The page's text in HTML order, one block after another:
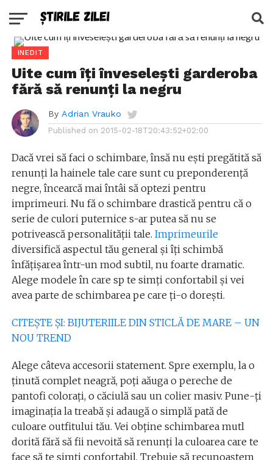
INEDIT
Uite cum îți înveselești garderoba
fără să renunți la negru
By Adrian Vrauko
Published on 2015-02-18T20:43:52+02:00
Dacă vrei să faci o schimbare, însă nu ești pregătită să
renunți la hainele tale care sunt cu preponderență
negre, încearcă mai întâi să optezi pentru
imprimeuri. Nu fă o schimbare drastică pentru că o
serie de culori puternice s-ar putea să nu se
potrivească personalității tale. Imprimeurile
diversifică aspectul tău general și îți schimbă
înfățișarea într-un mod subtil, nu foarte dramatic.
Alege modele în care sp te simți confortabil și vei
avea parte de schimbarea pe care ți-o dorești.
CITEȘTE ȘI: BIJUTERIILE DIN STICLĂ DE MARE – UN
NOU TREND
Alege câteva accesorii statement. Spre exemplu, la o
ținută complet neagră, poți aăuga o pereche de
pantofi colorați, o căciulă sau un colier masiv. Pune-ți
imaginația la treabă și adaugă o simplă pată de
culoare outfitului tău. Vei obține schimbarea mutl
dorită fără să fii nevoită să renunți la culoarea care te
face să te simți confortabil. Trebuie să recunoaștem